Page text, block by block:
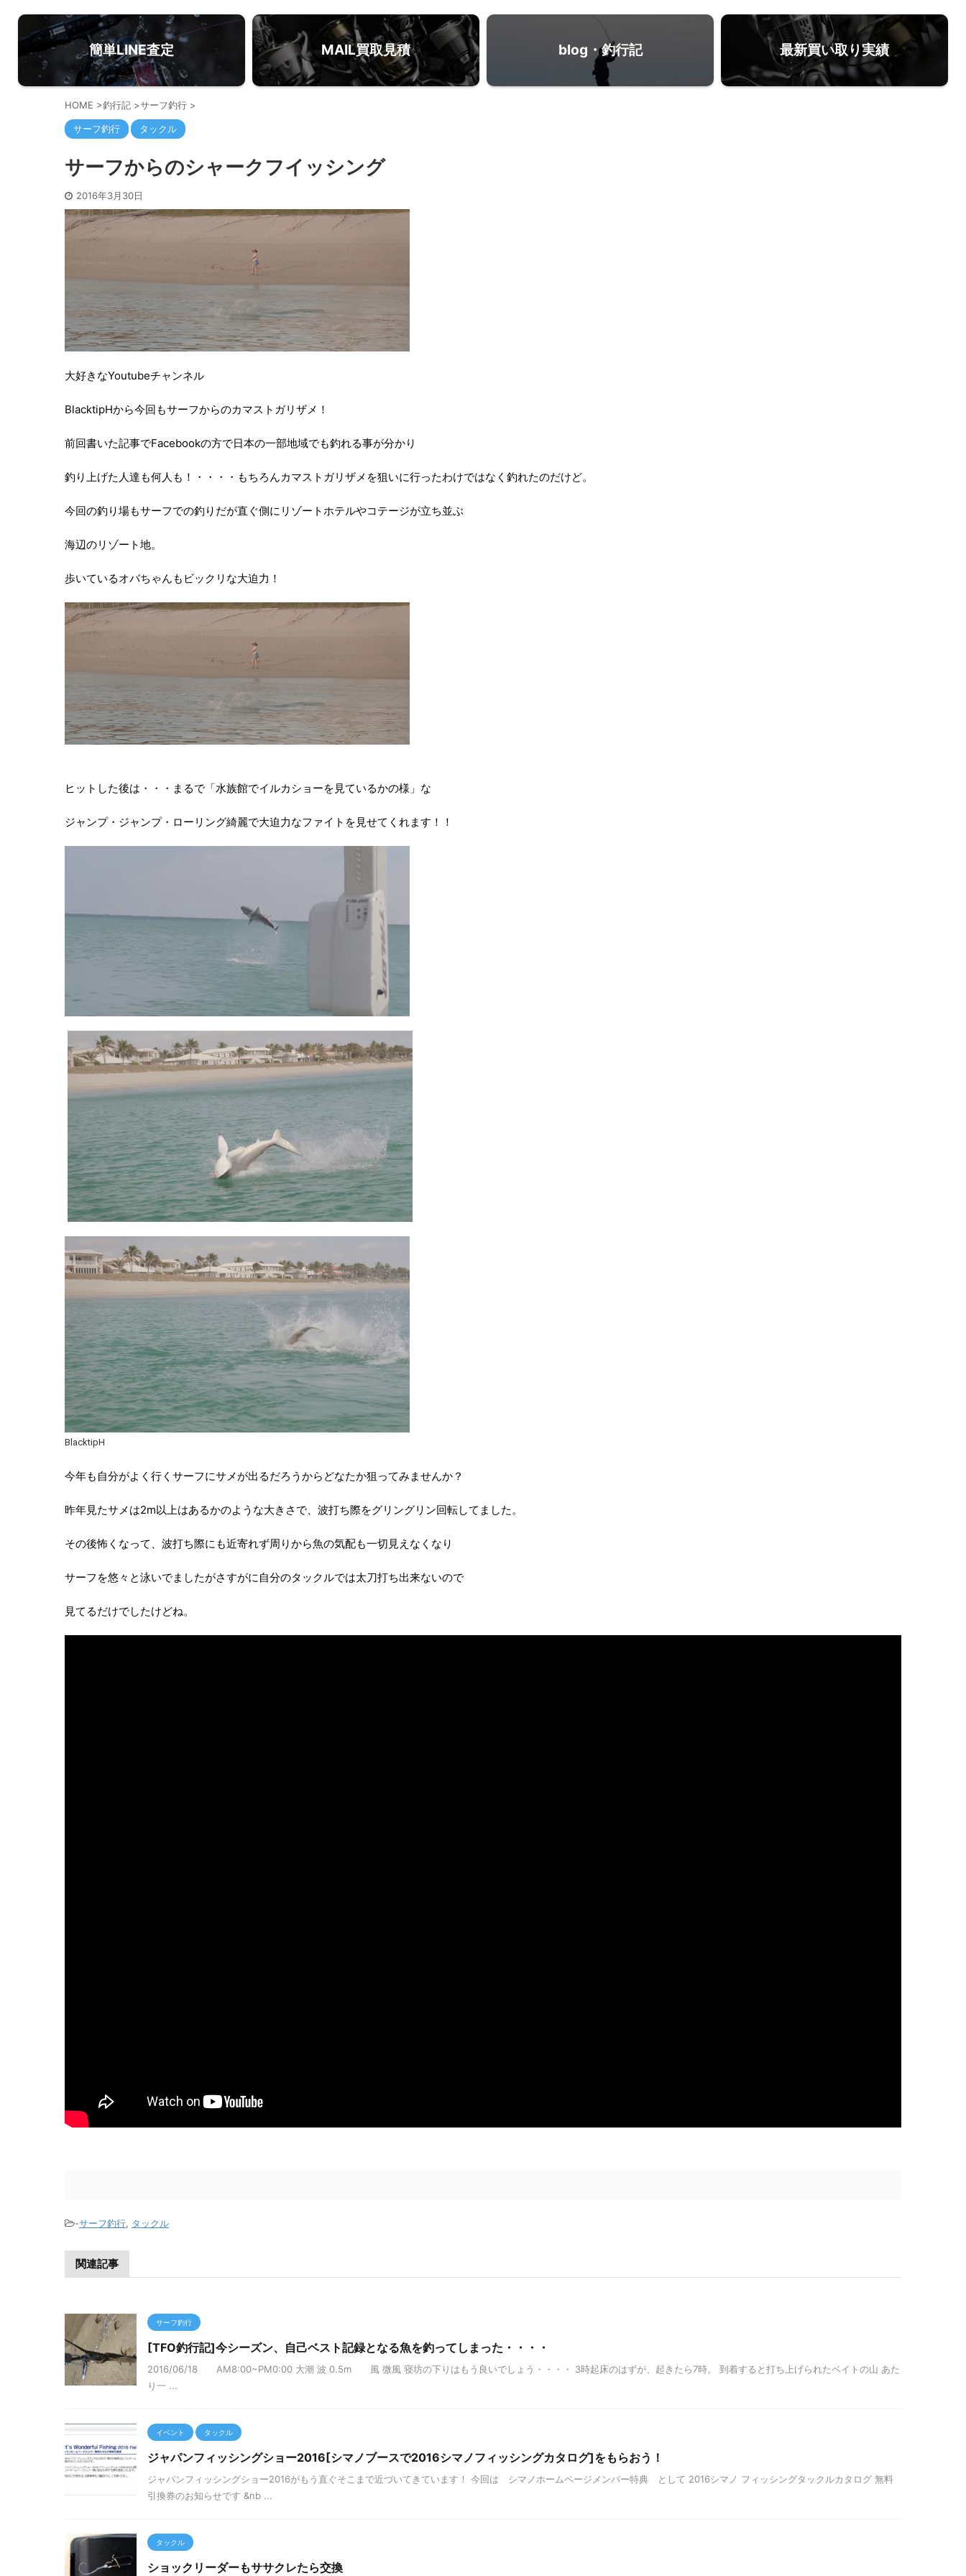
簡単LINE査定 MAIL買取見積 blog・釣行記 最新買い取り実績
HOME >釣行記 >サーフ釣行 >
サーフ釣行 タックル
サーフからのシャークフイッシング
2016年3月30日
大好きなYoutubeチャンネル
BlacktipHから今回もサーフからのカマストガリザメ！
前回書いた記事でFacebookの方で日本の一部地域でも釣れる事が分かり
釣り上げた人達も何人も！・・・・もちろんカマストガリザメを狙いに行ったわけではなく釣れたのだけど。
今回の釣り場もサーフでの釣りだが直ぐ側にリゾートホテルやコテージが立ち並ぶ
海辺のリゾート地。
歩いているオバちゃんもビックリな大迫力！
ヒットした後は・・・まるで「水族館でイルカショーを見ているかの様」な
ジャンプ・ジャンプ・ローリング綺麗で大迫力なファイトを見せてくれます！！
BlacktipH
今年も自分がよく行くサーフにサメが出るだろうからどなたか狙ってみませんか？
昨年見たサメは2m以上はあるかのような大きさで、波打ち際をグリングリン回転してました。
その後怖くなって、波打ち際にも近寄れず周りから魚の気配も一切見えなくなり
サーフを悠々と泳いでましたがさすがに自分のタックルでは太刀打ち出来ないので
見てるだけでしたけどね。
-サーフ釣行, タックル
関連記事
サーフ釣行
[TFO釣行記]今シーズン、自己ベスト記録となる魚を釣ってしまった・・・・
2016/06/18 AM8:00~PM0:00 大潮 波 0.5m 風 微風 寝坊の下りはもう良いでしょう・・・・ 3時起床のはずが、起きたら7時。 到着すると打ち上げられたベイトの山 あた
り一 ...
イベント タックル
ジャパンフィッシングショー2016[シマノブースで2016シマノフィッシングカタログ]をもらおう！
ジャパンフィッシングショー2016がもう直ぐそこまで近づいてきています！ 今回は シマノホームページメンバー特典 として 2016シマノ フィッシングタックルカタログ 無料
引換券のお知らせです &nb ...
タックル
ショックリーダーもササクレたら交換